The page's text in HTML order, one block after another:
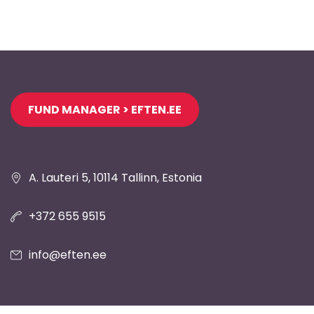
Jaluse
navigatsioon
A. Lauteri 5, 10114 Tallinn, Estonia
FUND MANAGER > EFTEN.EE
+372 655 9515
info@eften.ee